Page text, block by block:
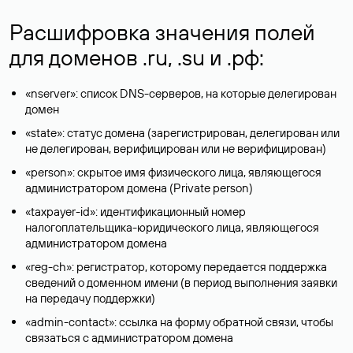
Расшифровка значения полей
для доменов .ru, .su и .рф:
«nserver»: список DNS-серверов, на которые делегирован
домен
«state»: статус домена (зарегистрирован, делегирован или
не делегирован, верифицирован или не верифицирован)
«person»: скрытое имя физического лица, являющегося
администратором домена (Privatе person)
«taxpayer-id»: идентификационный номер
налогоплательщика-юридического лица, являющегося
администратором домена
«reg-ch»: регистратор, которому передается поддержка
сведений о доменном имени (в период выполнения заявки
на передачу поддержки)
«admin-contact»: ссылка на форму обратной связи, чтобы
связаться с администратором домена